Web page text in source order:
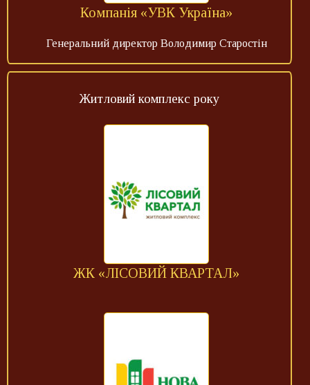
Компанія «УВК Україна»
Генеральний директор Володимир Старостін
Житловий комплекс року
ЖК «ЛІСОВИЙ КВАРТАЛ»